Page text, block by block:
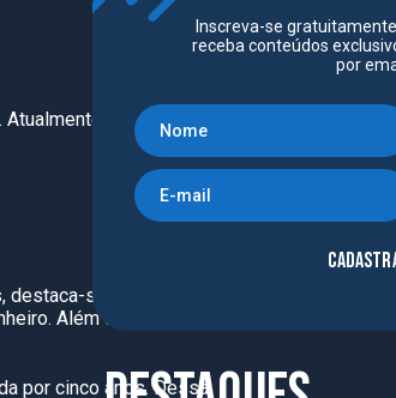
a pasta analisa
se a comprovação
Além disso, as
por cinco anos. Dessa
Inscreva-se
receba conteúdos
por